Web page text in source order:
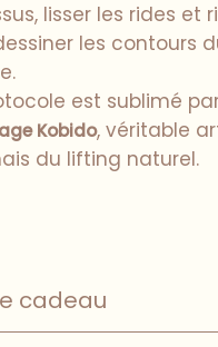
lisser les rides et
les contours
est sublimé
Kobido, véritable
du lifting naturel.
cadeau